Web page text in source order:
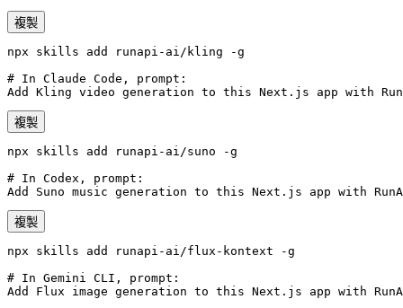
複製
npx skills add runapi-ai/kling -g
# In Claude Code, prompt:
Add Kling video generation to this Next.js app with
複製
npx skills add runapi-ai/suno -g
# In Codex, prompt:
Add Suno music generation to this Next.js app with
複製
npx skills add runapi-ai/flux-kontext -g
# In Gemini CLI, prompt:
Add Flux image generation to this Next.js app with